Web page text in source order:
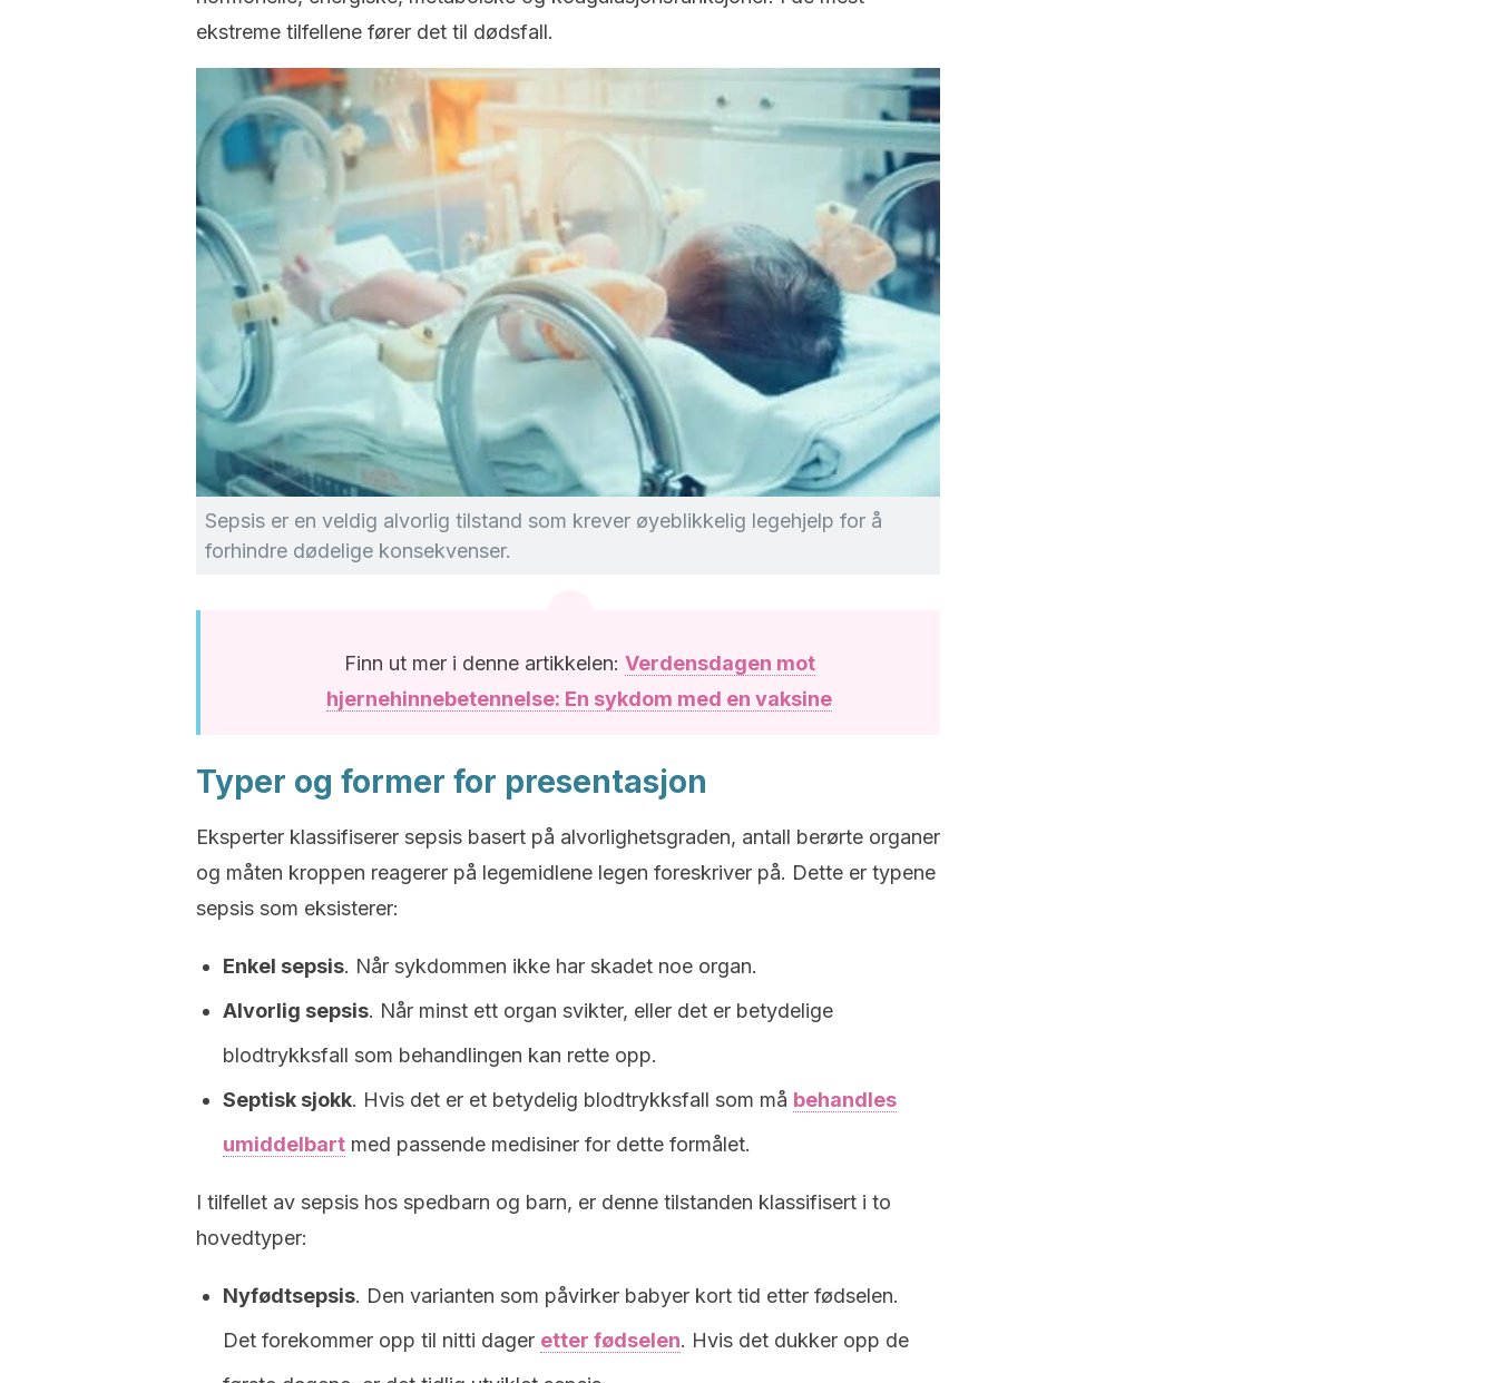
ekstreme tilfellene fører det til dødsfall.
Sepsis er en veldig alvorlig tilstand som krever øyeblikkelig legehjelp for å
forhindre dødelige konsekvenser.
Finn ut mer i denne artikkelen: Verdensdagen mot
hjernehinnebetennelse: En sykdom med en vaksine
Typer og former for presentasjon
Eksperter klassifiserer sepsis basert på alvorlighetsgraden, antall berørte organer
og måten kroppen reagerer på legemidlene legen foreskriver på. Dette er typene
sepsis som eksisterer:
Enkel sepsis. Når sykdommen ikke har skadet noe organ.
Alvorlig sepsis. Når minst ett organ svikter, eller det er betydelige
blodtrykksfall som behandlingen kan rette opp.
Septisk sjokk. Hvis det er et betydelig blodtrykksfall som må behandles
umiddelbart med passende medisiner for dette formålet.
I tilfellet av sepsis hos spedbarn og barn, er denne tilstanden klassifisert i to
hovedtyper:
Nyfødtsepsis. Den varianten som påvirker babyer kort tid etter fødselen.
Det forekommer opp til nitti dager etter fødselen. Hvis det dukker opp de